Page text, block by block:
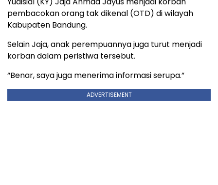
pembacokan orang tak dikenal (OTD) di wilayah
Kabupaten Bandung.
Selain Jaja, anak perempuannya juga turut menjadi
korban dalam peristiwa tersebut.
“Benar, saya juga menerima informasi serupa.”
ADVERTISEMENT